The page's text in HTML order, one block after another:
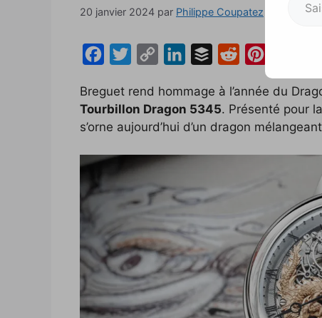
20 janvier 2024 par Philippe Coupatez
c
o
o
i
t
e
p
y
i
n
k
d
n
f
f
d
d
i
n
t
t
Breguet rend hommage à l’année du
Tourbillon Dragon 5345. Présenté pour
s’orne aujourd’hui d’un dragon